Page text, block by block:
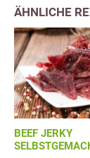
ÄHNLICHE
BEEF JERKY